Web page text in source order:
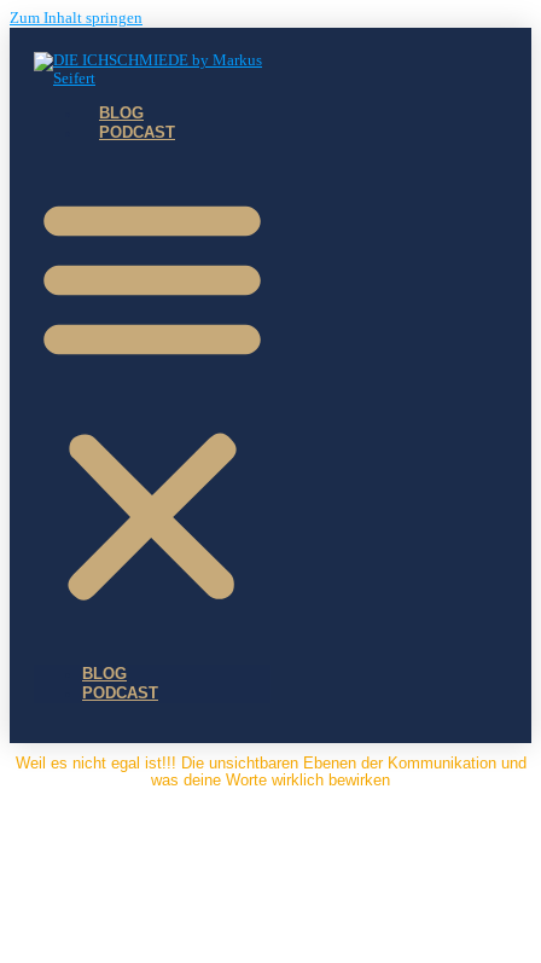
Zum Inhalt springen
BLOG
PODCAST
BLOG
PODCAST
Weil es nicht egal ist!!! Die unsichtbaren Ebenen der Kommunikation und
was deine Worte wirklich bewirken